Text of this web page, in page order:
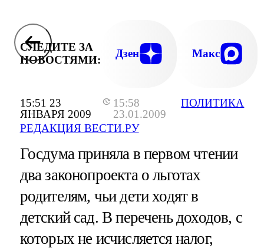
15:51 23
ЯНВАРЯ 2009
15:58
23.01.2009
РЕДАКЦИЯ ВЕСТИ.РУ
ПОЛИТИКА
СЛЕДИТЕ ЗА
НОВОСТЯМИ:
Дзен Макс
Госдума приняла в первом чтении
два законопроекта о льготах
родителям, чьи дети ходят в
детский сад. В перечень доходов, с
которых не исчисляется налог,